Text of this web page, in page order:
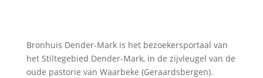
Bronhuis Dender-Mark is het bezoekersportaal van
het Stiltegebied Dender-Mark, in de zijvleugel van de
oude pastorie van Waarbeke (Geraardsbergen).